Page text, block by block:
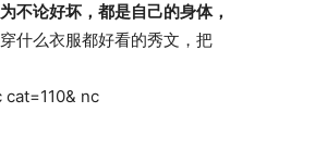
不论好坏，都是自己的身体，
什么衣服都好看的秀文，把